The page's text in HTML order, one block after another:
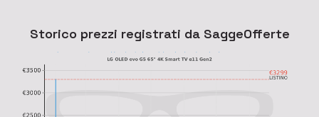
Storico prezzi registrati da SaggeOfferte